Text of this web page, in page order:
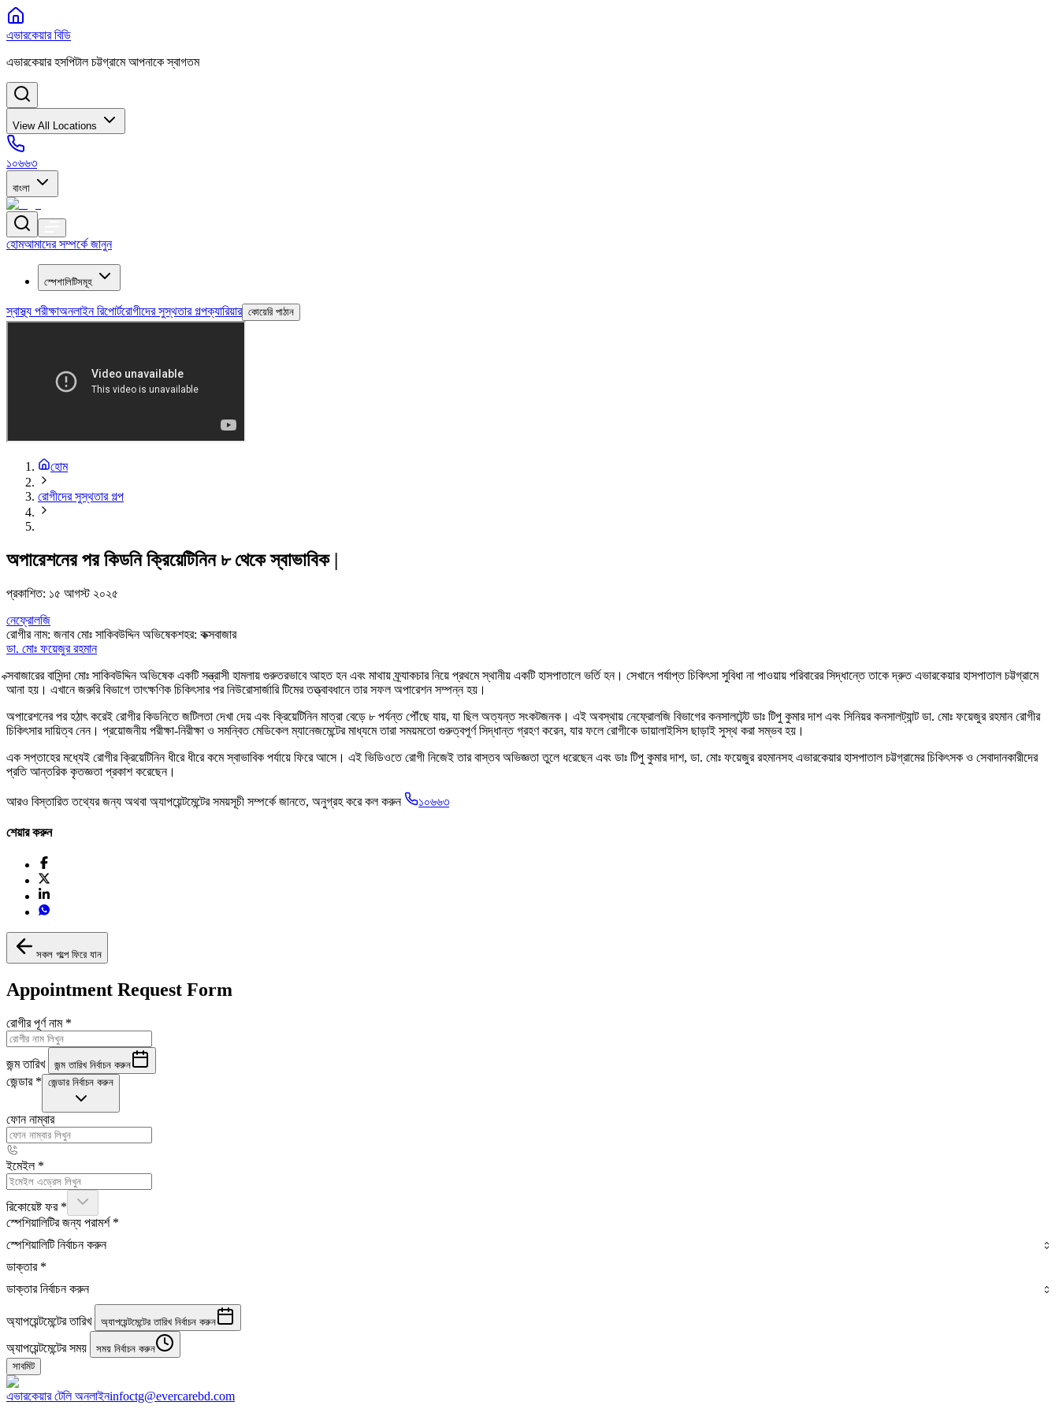
এভারকেয়ার বিডি
এভারকেয়ার হসপিটাল চট্টগ্রামে আপনাকে স্বাগতম
View All Locations
১০৬৬৩
বাংলা
হোমআমাদের সম্পর্কে জানুন
স্পেশালিটিসমূহ
স্বাস্থ্য পরীক্ষাঅনলাইন রিপোর্টরোগীদের সুস্থতার গল্পক্যারিয়ার কোয়েরি পাঠান
হোম
রোগীদের সুস্থতার গল্প
অপারেশনের পর কিডনি ক্রিয়েটিনিন ৮ থেকে স্বাভাবিক |
প্রকাশিত: ১৫ আগস্ট ২০২৫
নেফ্রোলজি
রোগীর নাম: জনাব মোঃ সাকিবউদ্দিন অভিষেকশহর: কক্সবাজার
ডা. মোঃ ফয়েজুর রহমান
ক্সবাজারের বাসিন্দা মোঃ সাকিবউদ্দিন অভিষেক একটি সন্ত্রাসী হামলায় গুরুতরভাবে আহত হন এবং মাথায় ফ্র্যাকচার নিয়ে প্রথমে স্থানীয় একটি হাসপাতালে ভর্তি হন। সেখানে পর্যাপ্ত চিকিৎসা সুবিধা না পাওয়ায় পরিবারের সিদ্ধান্তে তাকে দ্রুত এভারকেয়ার হাসপাতাল চট্টগ্রামে
আনা হয়। এখানে জরুরি বিভাগে তাৎক্ষণিক চিকিৎসার পর নিউরোসার্জারি টিমের তত্ত্বাবধানে তার সফল অপারেশন সম্পন্ন হয়।
অপারেশনের পর হঠাৎ করেই রোগীর কিডনিতে জটিলতা দেখা দেয় এবং ক্রিয়েটিনিন মাত্রা বেড়ে ৮ পর্যন্ত পৌঁছে যায়, যা ছিল অত্যন্ত সংকটজনক। এই অবস্থায় নেফ্রোলজি বিভাগের কনসালটেন্ট ডাঃ টিপু কুমার দাশ এবং সিনিয়র কনসালট্যান্ট ডা. মোঃ ফয়েজুর রহমান রোগীর
চিকিৎসার দায়িত্ব নেন। প্রয়োজনীয় পরীক্ষা-নিরীক্ষা ও সমন্বিত মেডিকেল ম্যানেজমেন্টের মাধ্যমে তারা সময়মতো গুরুত্বপূর্ণ সিদ্ধান্ত গ্রহণ করেন, যার ফলে রোগীকে ডায়ালাইসিস ছাড়াই সুস্থ করা সম্ভব হয়।
এক সপ্তাহের মধ্যেই রোগীর ক্রিয়েটিনিন ধীরে ধীরে কমে স্বাভাবিক পর্যায়ে ফিরে আসে। এই ভিডিওতে রোগী নিজেই তার বাস্তব অভিজ্ঞতা তুলে ধরেছেন এবং ডাঃ টিপু কুমার দাশ, ডা. মোঃ ফয়েজুর রহমানসহ এভারকেয়ার হাসপাতাল চট্টগ্রামের চিকিৎসক ও সেবাদানকারীদের
প্রতি আন্তরিক কৃতজ্ঞতা প্রকাশ করেছেন।
আরও বিস্তারিত তথ্যের জন্য অথবা অ্যাপয়েন্টমেন্টের সময়সূচী সম্পর্কে জানতে, অনুগ্রহ করে কল করুন ১০৬৬৩
শেয়ার করুন
সকল গল্পে ফিরে যান
Appointment Request Form
রোগীর পূর্ণ নাম *
জন্ম তারিখ জন্ম তারিখ নির্বাচন করুন
জেন্ডার * জেন্ডার নির্বাচন করুন
ফোন নাম্বার
ইমেইল *
রিকোয়েষ্ট ফর *
স্পেশিয়ালিটির জন্য পরামর্শ *
স্পেশিয়ালিটি নির্বাচন করুন
ডাক্তার *
ডাক্তার নির্বাচন করুন
অ্যাপয়েন্টমেন্টের তারিখ অ্যাপয়েন্টমেন্টের তারিখ নির্বাচন করুন
অ্যাপয়েন্টমেন্টের সময়
সময় নির্বাচন করুন
সাবমিট
এভারকেয়ার টেলি অনলাইনinfoctg@evercarebd.com